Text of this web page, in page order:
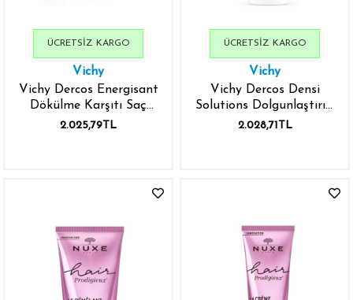
Vichy
Vichy Dercos Energisant
Dökülme Karşıtı Saç
Kremi 200 ml
2.025,79TL
ÜCRETSIZ KARGO
Vichy
Vichy Dercos Densi
Solutions Dolgunlaştırıcı
Saç Kremi 200 ml
2.028,71TL
ÜCRETSIZ KARGO